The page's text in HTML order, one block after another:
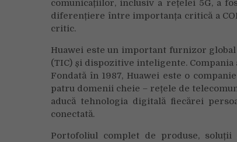
comunicațiilor, inclusiv a rețelei 5G, a
diferențiere între importanța critică a
critic.
Huawei este un important furnizor
(TIC) și dispozitive inteligente. Compania
Fondată în 1987, Huawei este o
patru domenii cheie – rețele de
aducă tehnologia digitală fiecărei
conectată.
Portofoliul complet de produse,